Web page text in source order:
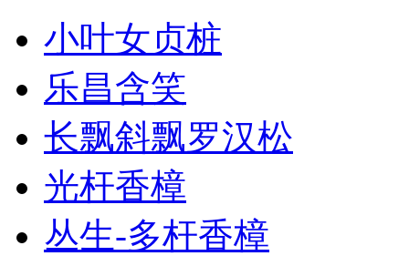
小叶女贞桩
乐昌含笑
长飘斜飘罗汉松
光杆香樟
丛生-多杆香樟